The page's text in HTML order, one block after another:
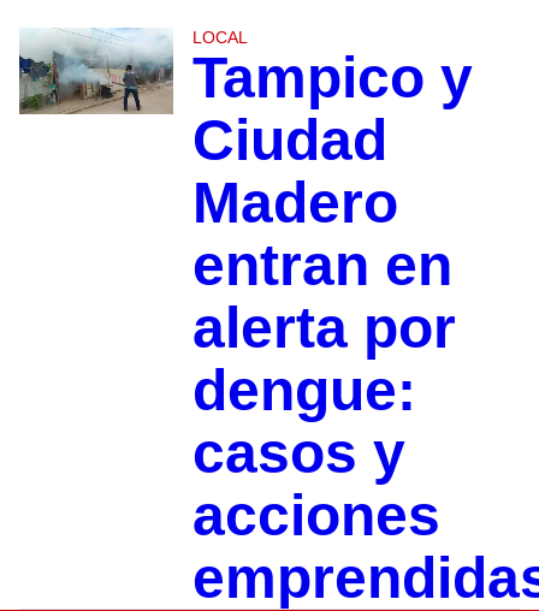
LOCAL
Tampico y
Ciudad
Madero
entran en
alerta por
dengue:
casos y
acciones